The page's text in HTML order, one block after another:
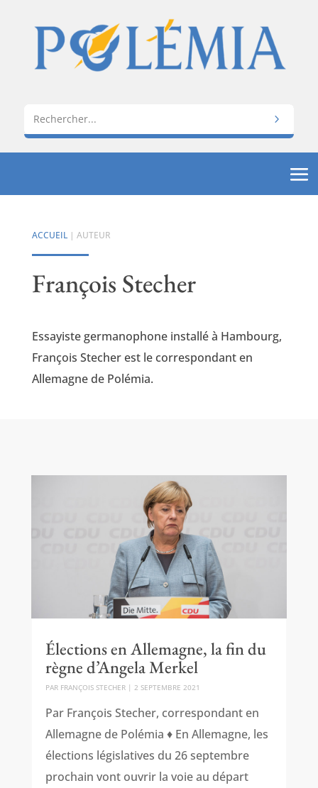
ACCUEIL| AUTEUR
François Stecher
Essayiste germanophone installé à Hambourg,
François Stecher est le correspondant en
Allemagne de Polémia.
Élections en Allemagne, la fin du
règne d’Angela Merkel
PAR FRANÇOIS STECHER| 2 SEPTEMBRE 2021
Par François Stecher, correspondant en
Allemagne de Polémia ♦ En Allemagne, les
élections législatives du 26 septembre
prochain vont ouvrir la voie au départ